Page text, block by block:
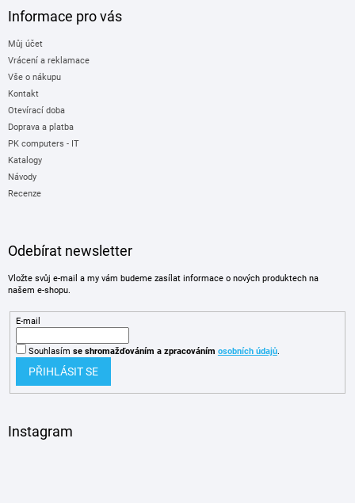
Informace pro vás
Můj účet
Vrácení a reklamace
Vše o nákupu
Kontakt
Otevírací doba
Doprava a platba
PK computers - IT
Katalogy
Návody
Recenze
Odebírat newsletter
Vložte svůj e-mail a my vám budeme zasílat informace o nových produktech na
našem e-shopu.
E-mail
Souhlasím se shromažďováním a zpracováním osobních údajů.
PŘIHLÁSIT SE
Instagram